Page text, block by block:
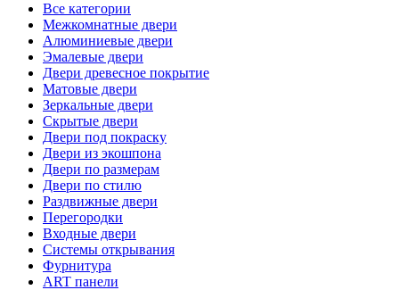
Все категории
Межкомнатные двери
Алюминиевые двери
Эмалевые двери
Двери древесное покрытие
Матовые двери
Зеркальные двери
Скрытые двери
Двери под покраску
Двери из экошпона
Двери по размерам
Двери по стилю
Раздвижные двери
Перегородки
Входные двери
Системы открывания
Фурнитура
ART панели